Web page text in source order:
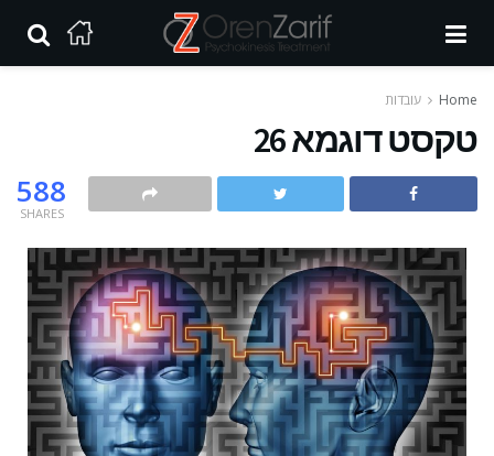
Home עובדות
טקסט דוגמא 26
588
SHARES